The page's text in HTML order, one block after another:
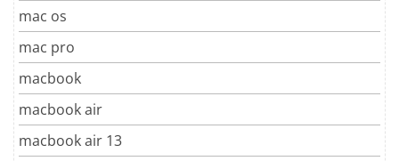
mac os
mac pro
macbook
macbook air
macbook air 13